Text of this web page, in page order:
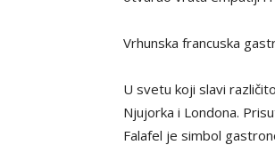
Vrhunska francuska
U svetu koji slavi
Njujorka i Londona.
Falafel je simbol